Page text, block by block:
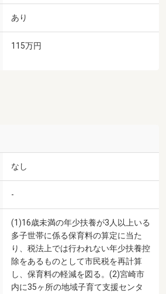
あり
115万円
なし
-
(1)16歳未満の年少扶養が3人以上いる
多子世帯に係る保育料の算定に当た
り、税法上では行われない年少扶養控
除をあるものとして市民税を再計算
し、保育料の軽減を図る。(2)宮崎市
内に35ヶ所の地域子育て支援センタ